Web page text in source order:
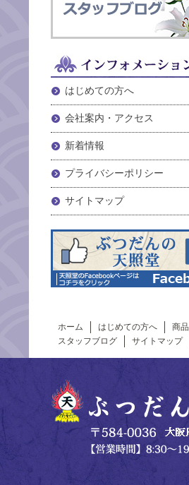
はじめての方へ
会社案内・アクセス
新着情報
プライバシーポリシー
サイトマップ
ホーム はじめての方へ 商
スタッフブログ
サイトマップ